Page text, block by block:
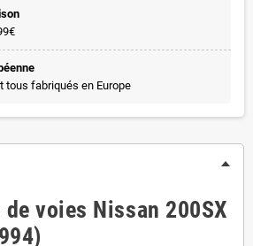
tous fabriqués en Europe
voies Nissan 200SX